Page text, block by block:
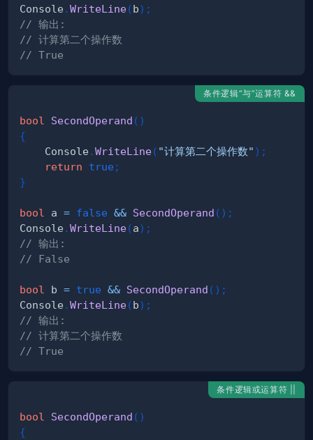
Console .WriteLine(b) ;
// 输出:
// 计算第二个操作数
// True
条件逻辑“与”运算符 &&
bool SecondOperand ( )
{
    Console
.WriteLine( "计算第二个操作数" ) ;
return
true ;
}
bool a = false && SecondOperand ( ) ;
Console .WriteLine(a) ;
// 输出:
// False
bool b = true && SecondOperand ( ) ;
Console .WriteLine(b) ;
// 输出:
// 计算第二个操作数
// True
条件逻辑或运算符 ||
bool SecondOperand ( )
{